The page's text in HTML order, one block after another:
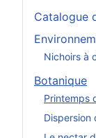
Catalogue
Nichoirs à
Botanique
Printemps
Dispersion